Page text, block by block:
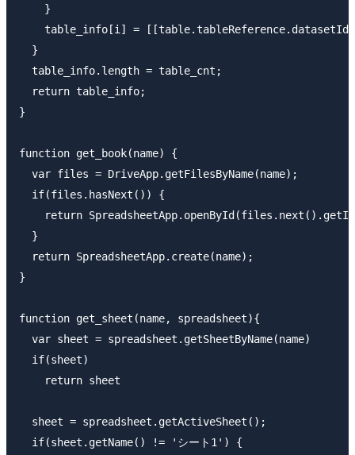
    }
table_info[i] =
  }
  table_info.length = table_cnt;
  return table_info;
}
function get_book(name) {
  var files = DriveApp.getFilesByName(name);
  if(files.hasNext()) {
return
  }
  return SpreadsheetApp.create(name);
}
function get_sheet(name, spreadsheet){
  var sheet = spreadsheet.getSheetByName(name)
  if(sheet)
    return sheet
  sheet = spreadsheet.getActiveSheet();
  if(sheet.getName() != 'シート1') {